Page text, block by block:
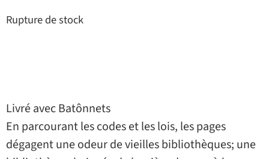
Rupture de stock
Livré avec Batônnets
En parcourant les codes et les lois, les pages
dégagent une odeur de vieilles bibliothèques; une